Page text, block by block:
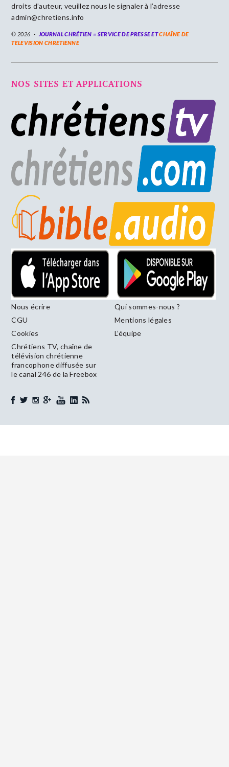
droits d’auteur, veuillez nous le signaler à l’adresse
admin@chretiens.info
© 2026 JOURNAL CHRÉTIEN = SERVICE DE PRESSE ETCHAÎNE DE
TELEVISION CHRETIENNE
NOS SITES ET APPLICATIONS
Nous écrire
Qui sommes-nous ?
CGU
Mentions légales
Cookies
L’équipe
Chrétiens TV, chaîne de
télévision chrétienne
francophone diffusée sur
le canal 246 de la Freebox